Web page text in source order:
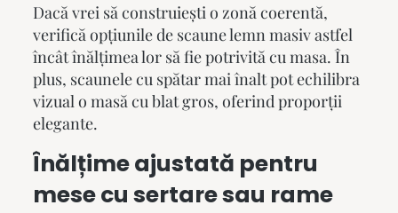
Dacă vrei să construiești o zonă coerentă,
verifică opțiunile de scaune lemn masivastfel
încât înălțimea lor să fie potrivită cu masa. În
plus, scaunele cu spătar mai înalt pot echilibra
vizual o masă cu blat gros, oferind proporții
elegante.
Înălțime ajustată pentru
mese cu sertare sau rame